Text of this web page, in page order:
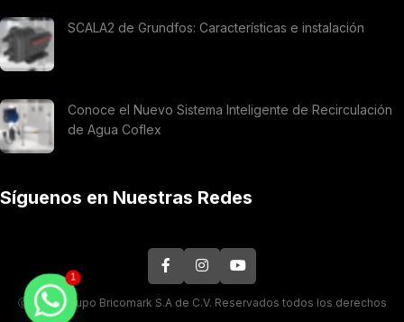
SCALA2 de Grundfos: Características e instalación
Conoce el Nuevo Sistema Inteligente de Recirculación
de Agua Coflex
Síguenos en Nuestras Redes
Ⓒ 2026. Grupo Bricomark S.A de C.V. Reservados todos los derechos
1